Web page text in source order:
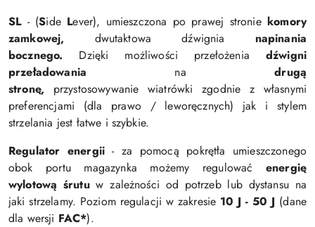
SL- (Side Lever), umieszczona po prawej stronie komory
zamkowej, dwutaktowa dźwignia
napinania
bocznego.
Dzięki możliwości przełożenia dźwigni
przeładowania na drugą
stronę, przystosowywanie wiatrówkizgodnie z własnymi
preferencjami (dla prawo / leworęcznych) jak i stylem
strzelania jest łatwe i szybkie.
Regulator energii - za pomocą pokrętła umieszczonego
obok portu magazynka możemy regulować energię
wylotową śrutu w zależności od potrzeb lub dystansu na
jaki strzelamy. Poziom regulacji w zakresie 10 J - 50 J (dane
dla wersji FAC*).